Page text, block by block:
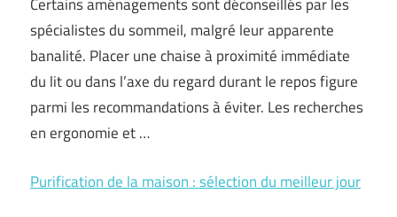
spécialistes du sommeil, malgré leur apparente
banalité. Placer une chaise à proximité immédiate
du lit ou dans l’axe du regard durant le repos figure
parmi les recommandations à éviter. Les recherches
en ergonomie et …
Purification de la maison : sélection du meilleur jour